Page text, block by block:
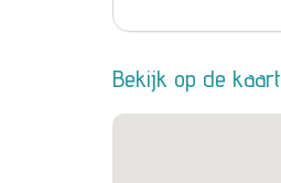
Bekijk op de kaart